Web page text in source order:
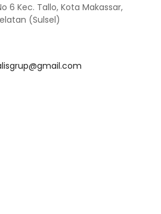
6 Kec. Tallo, Kota Makassar,
(Sulsel)